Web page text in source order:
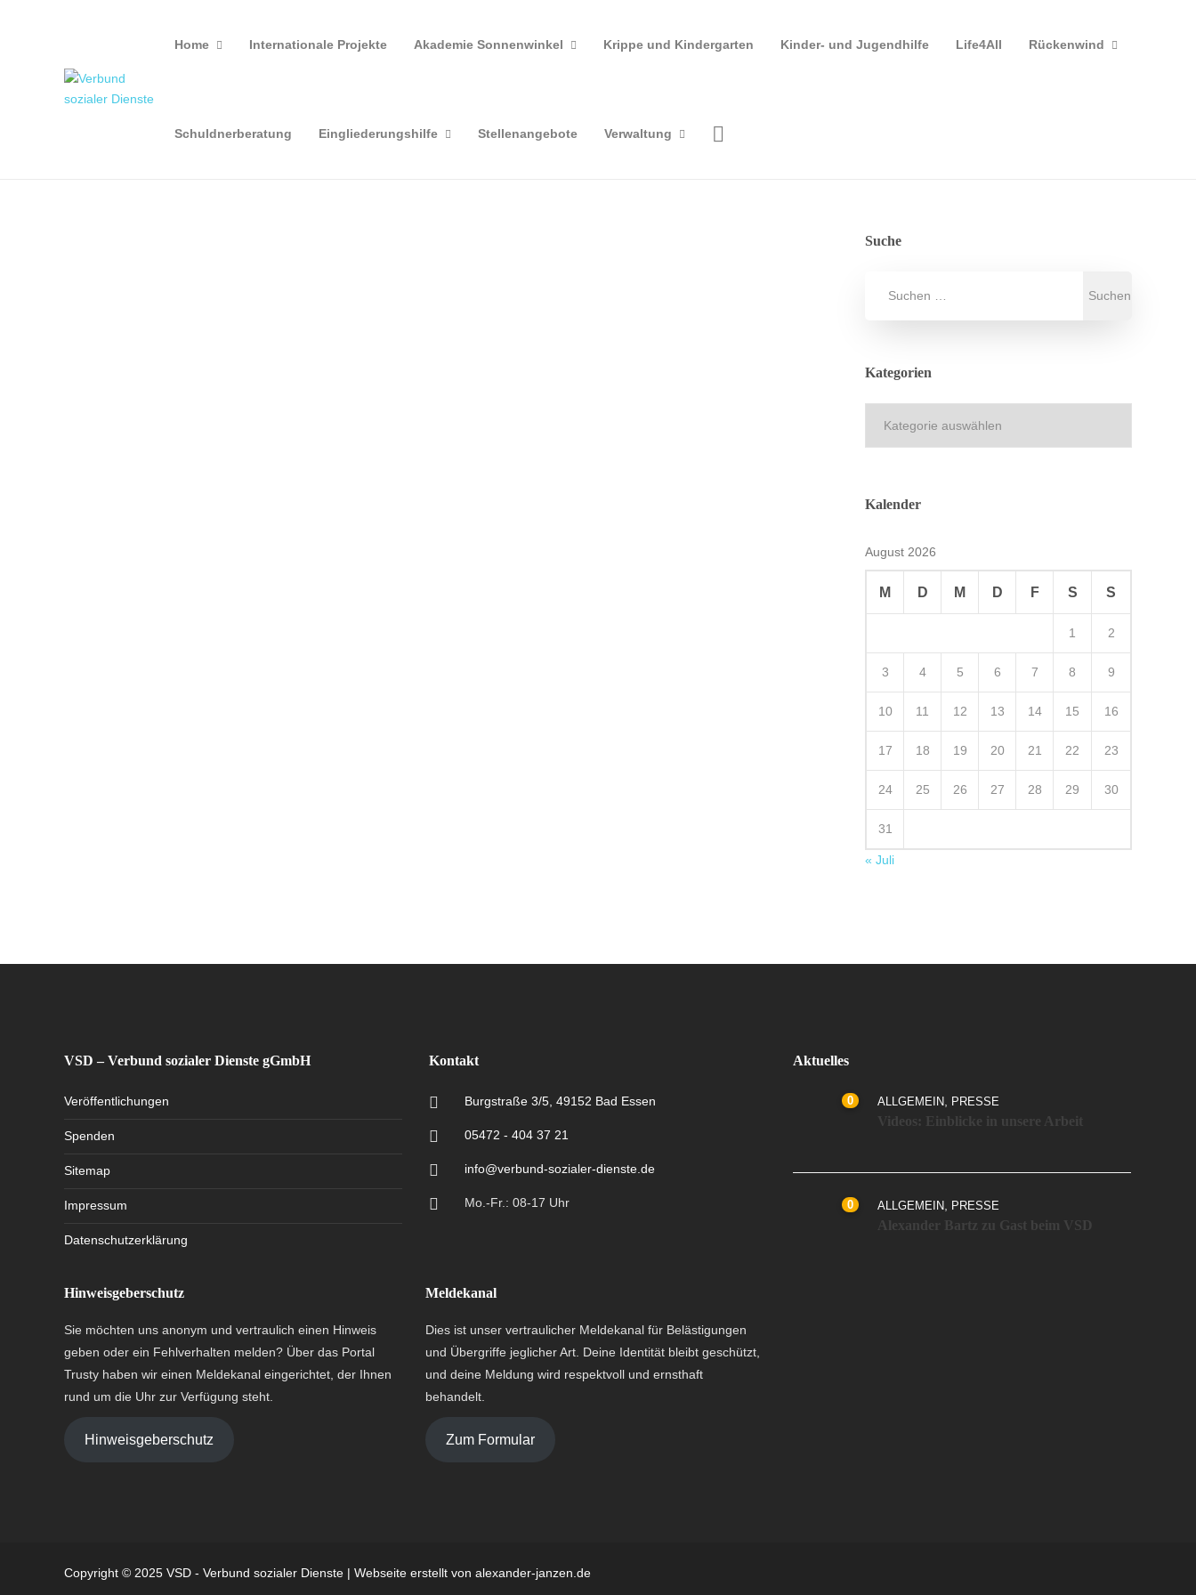
Home Internationale Projekte Akademie Sonnenwinkel Krippe und Kindergarten Kinder- und Jugendhilfe Life4All Rückenwind
Schuldnerberatung Eingliederungshilfe Stellenangebote Verwaltung
Suche
Kategorien
Kalender
August 2026
M D M D F S S
1 2
3 4 5 6 7 8 9
10 11 12 13 14 15 16
17 18 19 20 21 22 23
24 25 26 27 28 29 30
31
« Juli
VSD – Verbund sozialer Dienste gGmbH
Veröffentlichungen
Spenden
Sitemap
Impressum
Datenschutzerklärung
Kontakt
Burgstraße 3/5, 49152 Bad Essen
05472 - 404 37 21
info@verbund-sozialer-dienste.de
Mo.-Fr.: 08-17 Uhr
Aktuelles
0 ALLGEMEIN PRESSE
Videos: Einblicke in unsere Arbeit
0 ALLGEMEIN PRESSE
Alexander Bartz zu Gast beim VSD
Hinweisgeberschutz
Sie möchten uns anonym und vertraulich einen Hinweis
geben oder ein Fehlverhalten melden? Über das Portal
Trusty haben wir einen Meldekanal eingerichtet, der Ihnen
rund um die Uhr zur Verfügung steht.
Hinweisgeberschutz
Meldekanal
Dies ist unser vertraulicher Meldekanal für Belästigungen
und Übergriffe jeglicher Art. Deine Identität bleibt geschützt,
und deine Meldung wird respektvoll und ernsthaft
behandelt.
Zum Formular
Copyright © 2025 VSD - Verbund sozialer Dienste | Webseite erstellt von alexander-janzen.de